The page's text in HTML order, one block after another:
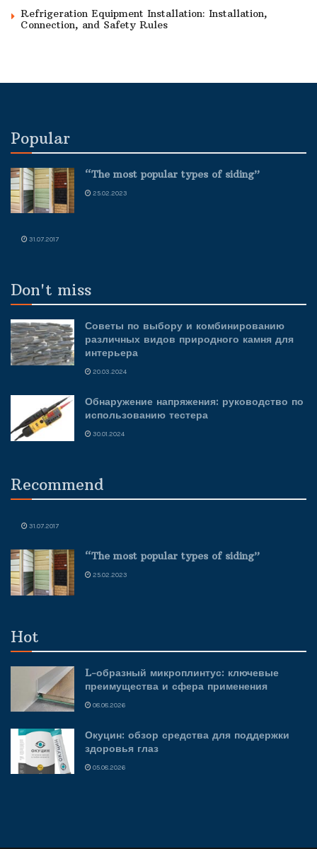
Refrigeration Equipment Installation: Installation,
Connection, and Safety Rules
Popular
“The most popular types of siding”
25.02.2023
31.07.2017
Don't miss
Советы по выбору и комбинированию
различных видов природного камня для
интерьера
20.03.2024
Обнаружение напряжения: руководство по
использованию тестера
30.01.2024
Recommend
31.07.2017
“The most popular types of siding”
25.02.2023
Hot
L-образный микроплинтус: ключевые
преимущества и сфера применения
08.08.2026
Окуцин: обзор средства для поддержки
здоровья глаз
05.08.2026